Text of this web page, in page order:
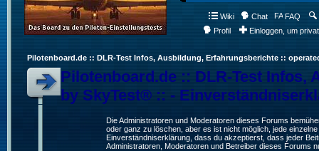
Wiki Chat FAQ
Profil
Einloggen, um
Pilotenboard.de :: DLR-Test Infos, Ausbildung, Erfahrungsberichte ::
Pilotenboard.de :: DLR-Test
by SkyTest® :: -
Die Administratoren und Moderatoren dieses Forums
oder ganz zu löschen, aber es ist nicht möglich, jede
Einverständniserklärung, dass du akzeptierst, dass jeder
Administratoren, Moderatoren und Betreiber dieses Forums